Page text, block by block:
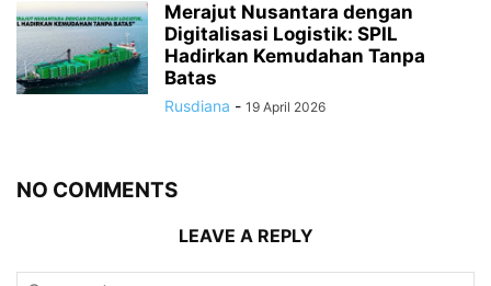
Merajut Nusantara dengan
Digitalisasi Logistik: SPIL
Hadirkan Kemudahan Tanpa
Batas
Rusdiana - 19 April 2026
NO COMMENTS
LEAVE A REPLY